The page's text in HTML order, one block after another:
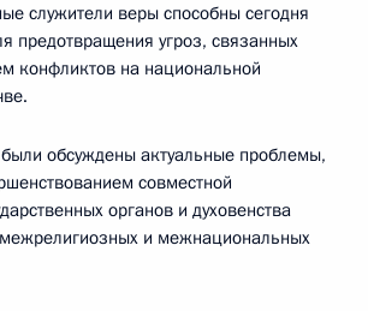
служители веры способны сегодня
предотвращения угроз, связанных
конфликтов на национальной
обсуждены актуальные проблемы,
совместной
органов и духовенства
и межнациональных